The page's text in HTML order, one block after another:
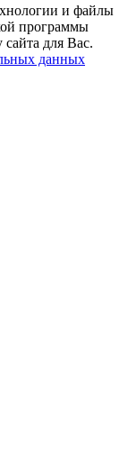
и файлы
программы
для Вас.
данных